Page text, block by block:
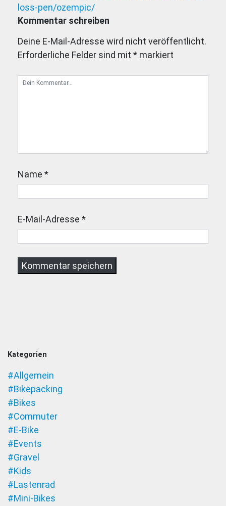
loss-pen/ozempic/
Kommentar schreiben
Deine E-Mail-Adresse wird nicht veröffentlicht.
Erforderliche Felder sind mit * markiert
Name *
E-Mail-Adresse *
Kategorien
#Allgemein
#Bikepacking
#Bikes
#Commuter
#E-Bike
#Events
#Gravel
#Kids
#Lastenrad
#Mini-Bikes